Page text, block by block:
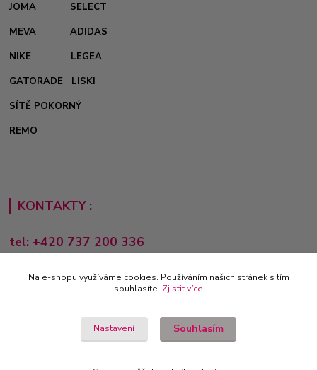
JOMA
SELECT
MEVA
ADIDAS
NIKE
LEGEA
GATORADE
LISKI
SÍTĚ POKORNÝ
REMO
KONTAKTY :
tel: +420 737 200 336
Pondělí-Pátek: 8 - 17 hodin
obchod@e-sporting.cz
Na e-shopu využíváme cookies. Používáním našich stránek s tím
souhlasíte. Zjistit více
Nastavení Souhlasím